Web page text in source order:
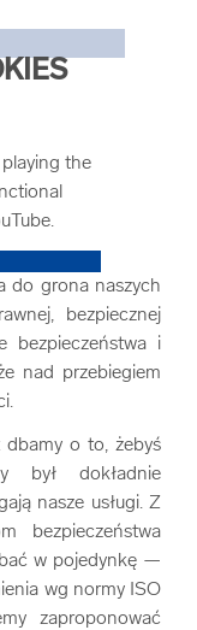
playing the
do grona naszych
bezpiecznej
bezpieczeństwa i
nad przebiegiem
o to, żebyś
był dokładnie
nasze usługi. Z
bezpieczeństwa
w pojedynkę —
wg normy ISO
zaproponować